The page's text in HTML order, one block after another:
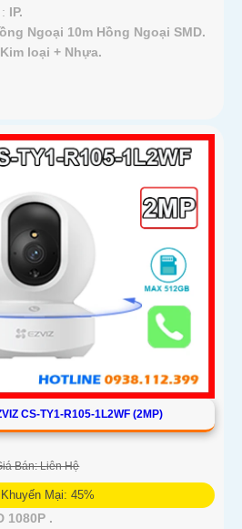
IP.
Ngoại 10m Hồng Ngoại SMD.
loại + Nhựa.
CS-TY1-R105-1L2WF (2MP)
Bán: Liên Hệ
Mại: 45%
1080P .